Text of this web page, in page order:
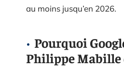
au moins jusqu’en 2026.
Pourquoi
Philippe Mabille